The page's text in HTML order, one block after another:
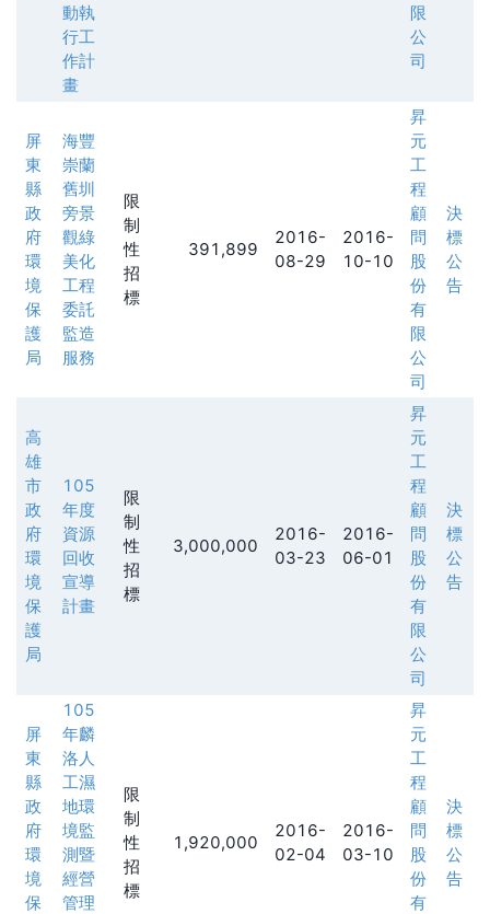
動執
行工
作計
畫
限
公
司
屏
東
縣
政
府
環
境
保
護
局
海豐
崇蘭
舊圳
旁景
觀綠
美化
工程
委託
監造
服務
限
制
性
招
標
391,899
2016-
08-29
2016-
10-10
昇
元
工
程
顧
問
股
份
有
限
公
司
決
標
公
告
高
雄
市
政
府
環
境
保
護
局
105
年度
資源
回收
宣導
計畫
限
制
性
招
標
3,000,000
2016-
03-23
2016-
06-01
昇
元
工
程
顧
問
股
份
有
限
公
司
決
標
公
告
屏
東
縣
政
府
環
境
保
105
年麟
洛人
工濕
地環
境監
測暨
經營
管理
限
制
性
招
標
1,920,000
2016-
02-04
2016-
03-10
昇
元
工
程
顧
問
股
份
有
決
標
公
告